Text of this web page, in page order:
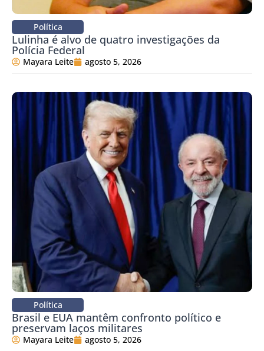
Política
Lulinha é alvo de quatro investigações da
Polícia Federal
Mayara Leite agosto 5, 2026
Política
Brasil e EUA mantêm confronto político e
preservam laços militares
Mayara Leite agosto 5, 2026